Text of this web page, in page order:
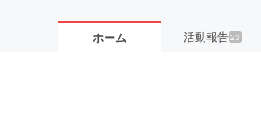
ホーム 活動報告 23